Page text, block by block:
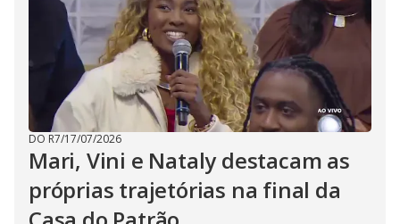
DO R7/17/07/2026
Mari, Vini e Nataly destacam as
próprias trajetórias na final da